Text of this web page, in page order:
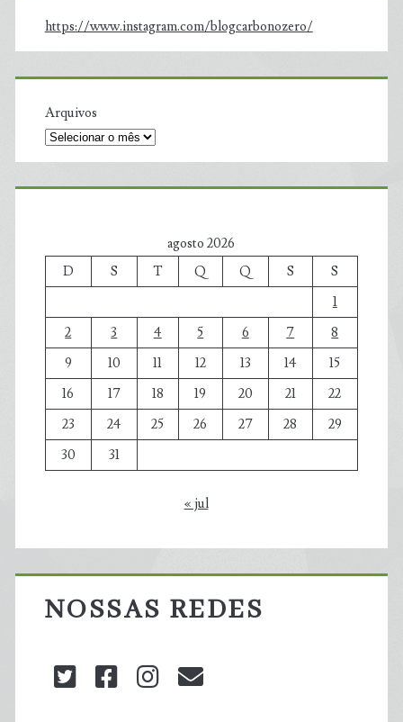
https://www.instagram.com/blogcarbonozero/
Arquivos
agosto 2026
D
S T Q Q S
S
1
2
3 4 5 6 7
8
9
10 11 12 13 14
15
16
17 18 19 20 21
22
23
24 25 26 27 28
29
30
31
« jul
NOSSAS REDES
twitterfacebookinstagram